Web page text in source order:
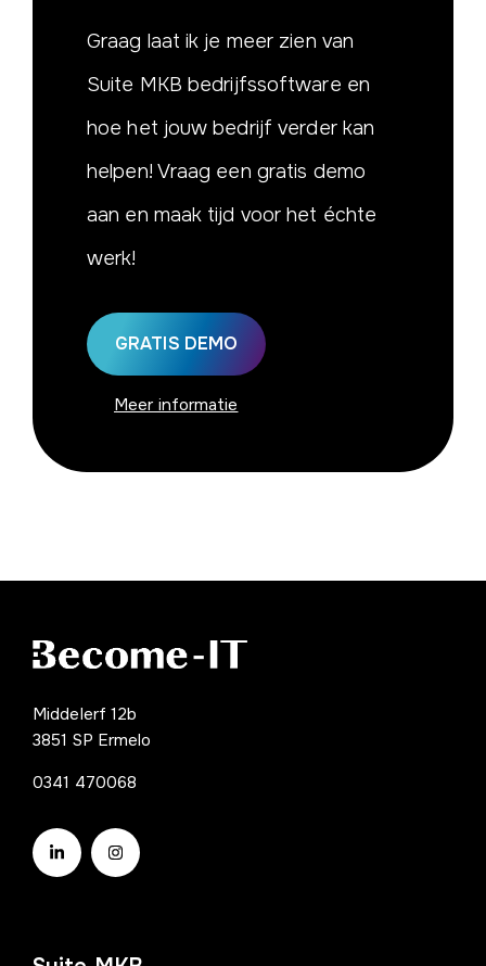
Graag laat ik je meer zien van
Suite MKB bedrijfssoftware en
hoe het jouw bedrijf verder kan
helpen! Vraag een gratis demo
aan en maak tijd voor het échte
werk!
GRATIS DEMO
Meer informatie
Middelerf 12b
3851 SP Ermelo
0341 470068